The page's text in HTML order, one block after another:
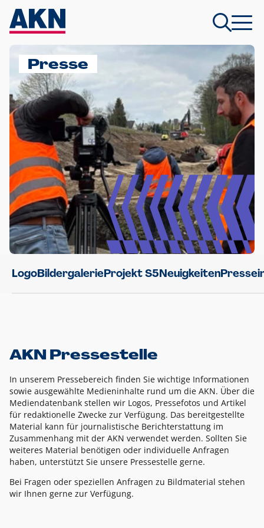
Presse
LogoBildergalerieProjekt S5Neuigkeiten
AKN Pressestelle
In unserem Pressebereich finden Sie wichtige Informationen
sowie ausgewählte Medieninhalte rund um die AKN. Über die
Mediendatenbank stellen wir Logos, Pressefotos und Artikel
für redaktionelle Zwecke zur Verfügung. Das bereitgestellte
Material kann für journalistische Berichterstattung im
Zusammenhang mit der AKN verwendet werden. Sollten Sie
weiteres Material benötigen oder individuelle Anfragen
haben, unterstützt Sie unsere Pressestelle gerne.
Bei Fragen oder speziellen Anfragen zu Bildmaterial stehen
wir Ihnen gerne zur Verfügung.